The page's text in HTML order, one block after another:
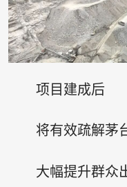
项目建成后
将有效疏解茅
大幅提升群众